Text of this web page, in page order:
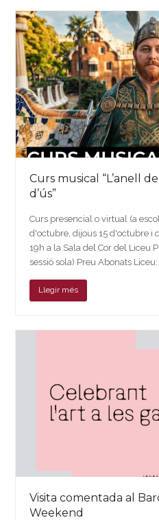
Curs musical “L’anell
d’ús”
Curs presencial o virtual (a
d'octubre, dijous 15 d'octubre i
19h a la Sala del Cor del Liceu
sessió sola) Preu Abonats
Llegir més
Visita comentada al
Weekend